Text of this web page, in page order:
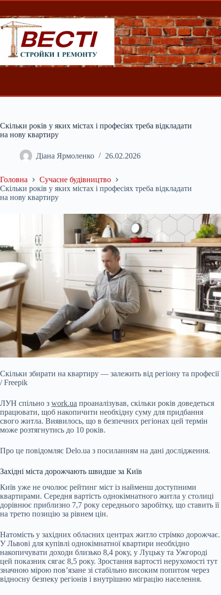
Перейти
вмісту
Скільки років у яких містах і професіях треба відкладати
на нову квартиру
Діана Ярмоленко 26.02.2026
Головна
Сучасне будівництво
Скільки років у яких містах і професіях треба відкладати
на нову квартиру
Скільки збирати на квартиру — залежить від регіону та професії
/ Freepik
ЛУН спільно з work.ua проаналізував, скільки років доведеться
працювати, щоб накопичити необхідну суму для придбання
свого житла. Виявилось, що в безпечних регіонах цей термін
може розтягнутись до 10 років.
Про це повідомляє Delo.ua з посиланням на дані дослідження.
Західні міста дорожчають швидше за Київ
Київ уже не очолює рейтинг міст із найменш доступними
квартирами. Середня вартість однокімнатного житла у столиці
дорівнює приблизно 7,7 року середнього заробітку, що ставить її
на третю позицію за рівнем цін.
Натомість у західних обласних центрах житло стрімко дорожчає.
У Львові для купівлі однокімнатної квартири необхідно
накопичувати доходи близько 8,4 року, у Луцьку та Ужгороді
цей показник сягає 8,5 року. Зростання вартості нерухомості тут
значною мірою пов’язане зі стабільно високим попитом через
відносну безпеку регіонів і внутрішню міграцію населення.